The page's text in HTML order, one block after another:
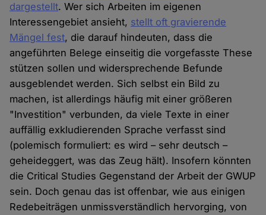
dargestellt. Wer sich Arbeiten im eigenen
Interessengebiet ansieht, stellt oft gravierende
Mängel fest, die darauf hindeuten, dass die
angeführten Belege einseitig die vorgefasste These
stützen sollen und widersprechende Befunde
ausgeblendet werden. Sich selbst ein Bild zu
machen, ist allerdings häufig mit einer größeren
"Investition" verbunden, da viele Texte in einer
auffällig exkludierenden Sprache verfasst sind
(polemisch formuliert: es wird – sehr deutsch –
geheideggert, was das Zeug hält). Insofern könnten
die Critical Studies Gegenstand der Arbeit der GWUP
sein. Doch genau das ist offenbar, wie aus einigen
Redebeiträgen unmissverständlich hervorging, von